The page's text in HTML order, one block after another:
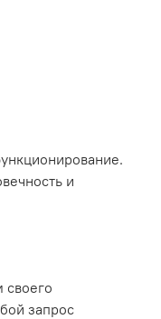
и
своего
запрос